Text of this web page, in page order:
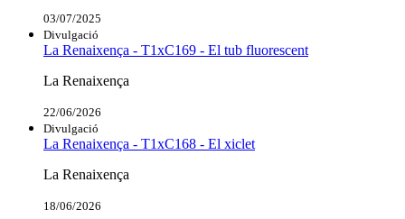
03/07/2025
Divulgació
La Renaixença - T1xC169 - El tub fluorescent
La Renaixença
22/06/2026
Divulgació
La Renaixença - T1xC168 - El xiclet
La Renaixença
18/06/2026